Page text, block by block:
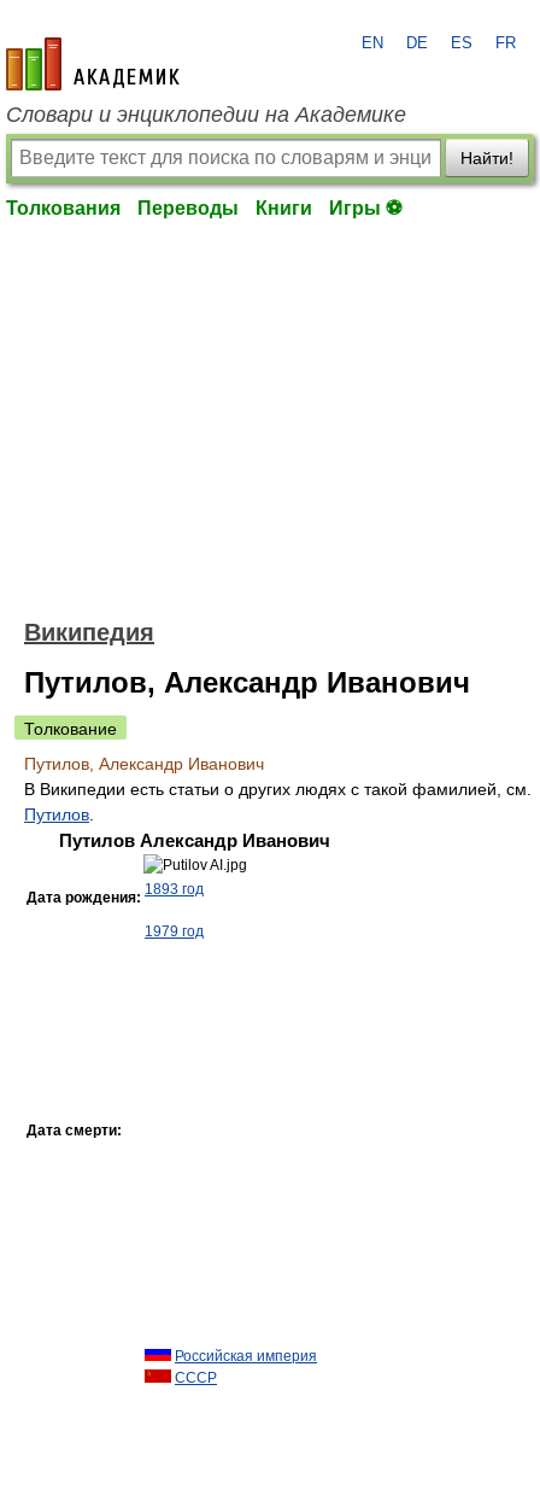
academic.ru
EN DE ES FR
Словари и энциклопедии на Академике
Найти!
Толкования Переводы Книги Игры ⚽
Википедия
Путилов, Александр Иванович
Толкование
Путилов, Александр Иванович
В Википедии есть статьи о других людях с такой фамилией, см.
Путилов
Путилов Александр Иванович
Дата рождения: 1893 год
Дата смерти:
1979 год
Российская империя
СССР